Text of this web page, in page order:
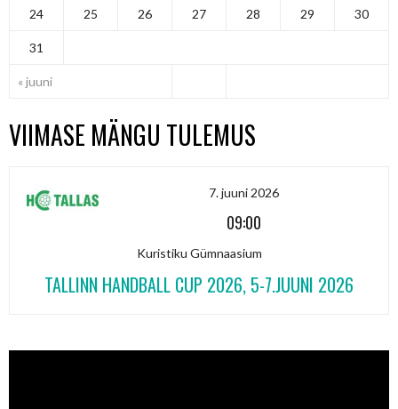
« juuni
24 25 26 27 28 29 30
31
VIIMASE MÄNGU TULEMUS
7. juuni 2026
09:00
Kuristiku Gümnaasium
TALLINN HANDBALL CUP 2026, 5-7.JUUNI 2026